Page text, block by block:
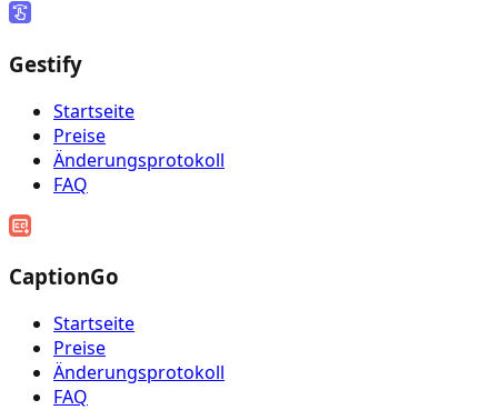
Gestify
Startseite
Preise
Änderungsprotokoll
FAQ
CaptionGo
Startseite
Preise
Änderungsprotokoll
FAQ